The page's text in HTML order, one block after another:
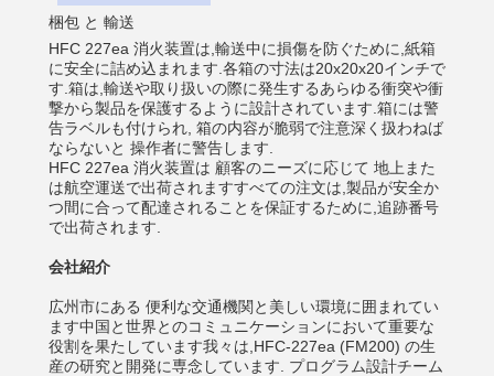
梱包 と 輸送
HFC 227ea 消火装置は,輸送中に損傷を防ぐために,紙箱
に安全に詰め込まれます.各箱の寸法は20x20x20インチで
す.箱は,輸送や取り扱いの際に発生するあらゆる衝突や衝
撃から製品を保護するように設計されています.箱には警
告ラベルも付けられ, 箱の内容が脆弱で注意深く扱わねば
ならないと 操作者に警告します.
HFC 227ea 消火装置は 顧客のニーズに応じて 地上また
は航空運送で出荷されますすべての注文は,製品が安全か
つ間に合って配達されることを保証するために,追跡番号
で出荷されます.
会社紹介
広州市にある 便利な交通機関と美しい環境に囲まれてい
ます中国と世界とのコミュニケーションにおいて重要な
役割を果たしています我々は,HFC-227ea (FM200) の生
産の研究と開発に専念しています. プログラム設計チーム